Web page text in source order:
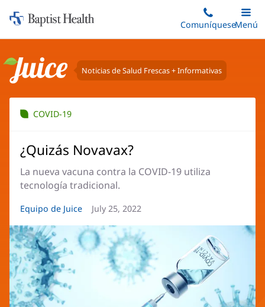
al
principal
Iniciar:
Baptist
ComuníqueseMenú
Juice Noticias de Salud Frescas + Informativas
COVID-19
¿Quizás Novavax?
La nueva vacuna contra la COVID-19 utiliza
tecnología tradicional.
Autor
artículo:
Equipo de Juice
Fecha
artículo:
July 25, 2022